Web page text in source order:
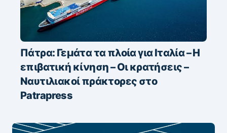
Πάτρα: Γεμάτα τα πλοία για Ιταλία – Η
επιβατική κίνηση – Οι κρατήσεις –
Ναυτιλιακοί πράκτορες στο
Patrapress